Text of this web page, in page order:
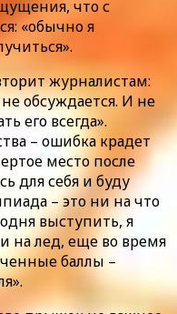
что с
«обычно я
журналистам:
обсуждается. И не
его всегда».
– ошибка крадет
место после
для себя и буду
– это ни на что
выступить, я
на лед, еще во время
баллы –